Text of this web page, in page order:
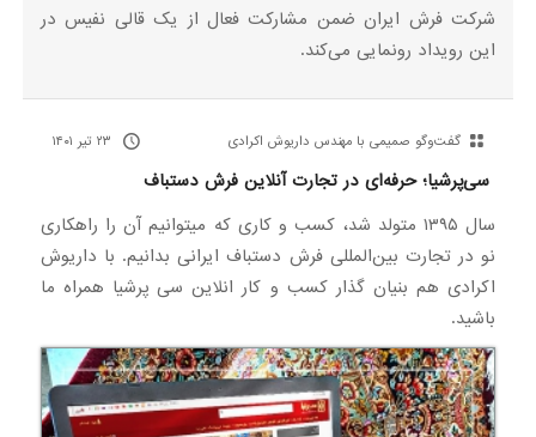
شرکت فرش ایران ضمن مشارکت فعال از یک قالی نفیس در
این رویداد رونمایی می‌کند.
گفت‌وگو صمیمی با مهندس داریوش اکرادی ۲۳ تیر ۱۴۰۱
سی‌پرشیا؛ حرفه‌ای در تجارت آنلاین فرش دستباف
سال ۱۳۹۵ متولد شد، کسب و کاری که میتوانیم آن را راهکاری
نو در تجارت بین‌المللی فرش دستباف ایرانی بدانیم. با داریوش
اکرادی هم بنیان گذار کسب و کار انلاین سی پرشیا همراه ما
باشید.